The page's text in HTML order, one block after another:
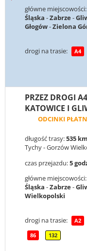
główne miejscowości:
Śląska -Zabrze -
Głogów-Zielona
drogi na trasie: A4
PRZEZ DROGI
KATOWICE I
ODCINKI
długość trasy:535 km
Tychy - Gorzów
czas przejazdu:5
główne miejscowości:
Śląska -Zabrze-
Wielkopolski
drogi na trasie: A2
86 132